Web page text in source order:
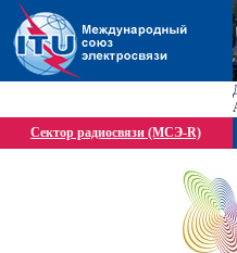
Сектор радиосвязи (МСЭ-R)